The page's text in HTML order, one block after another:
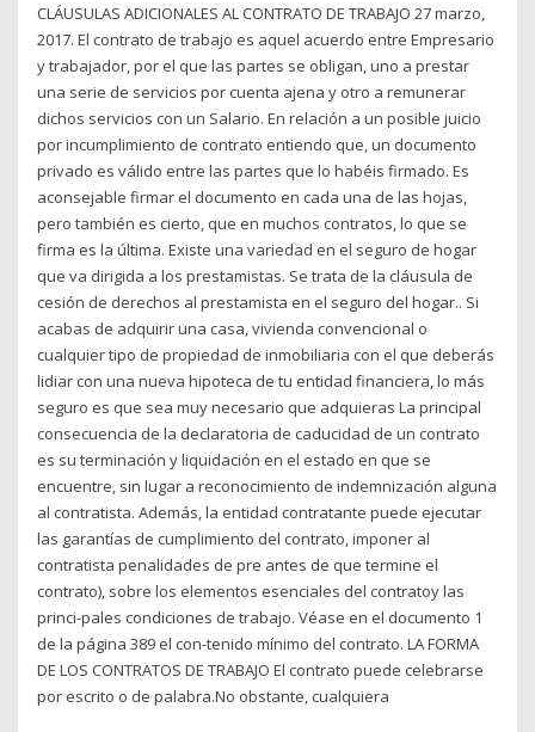
CLÁUSULAS ADICIONALES AL CONTRATO DE TRABAJO 27 marzo,
2017. El contrato de trabajo es aquel acuerdo entre Empresario
y trabajador, por el que las partes se obligan, uno a prestar
una serie de servicios por cuenta ajena y otro a remunerar
dichos servicios con un Salario. En relación a un posible juicio
por incumplimiento de contrato entiendo que, un documento
privado es válido entre las partes que lo habéis firmado. Es
aconsejable firmar el documento en cada una de las hojas,
pero también es cierto, que en muchos contratos, lo que se
firma es la última. Existe una variedad en el seguro de hogar
que va dirigida a los prestamistas. Se trata de la cláusula de
cesión de derechos al prestamista en el seguro del hogar.. Si
acabas de adquirir una casa, vivienda convencional o
cualquier tipo de propiedad de inmobiliaria con el que deberás
lidiar con una nueva hipoteca de tu entidad financiera, lo más
seguro es que sea muy necesario que adquieras La principal
consecuencia de la declaratoria de caducidad de un contrato
es su terminación y liquidación en el estado en que se
encuentre, sin lugar a reconocimiento de indemnización alguna
al contratista. Además, la entidad contratante puede ejecutar
las garantías de cumplimiento del contrato, imponer al
contratista penalidades de pre antes de que termine el
contrato), sobre los elementos esenciales del contratoy las
princi-pales condiciones de trabajo. Véase en el documento 1
de la página 389 el con-tenido mínimo del contrato. LA FORMA
DE LOS CONTRATOS DE TRABAJO El contrato puede celebrarse
por escrito o de palabra.No obstante, cualquiera